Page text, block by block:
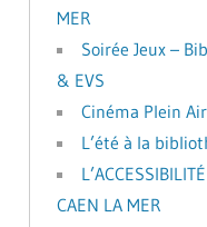
MER
Soirée Jeux –
& EVS
Cinéma Plein
L’été à la
CAEN LA MER